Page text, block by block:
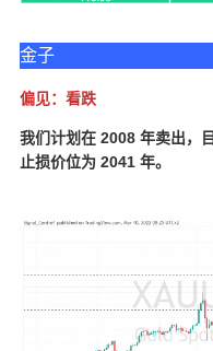
金子
偏见：看跌
我们计划在 2008 年卖出，
止损价位为 2041 年。